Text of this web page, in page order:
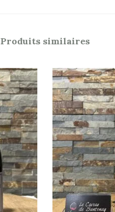
Produits similaires